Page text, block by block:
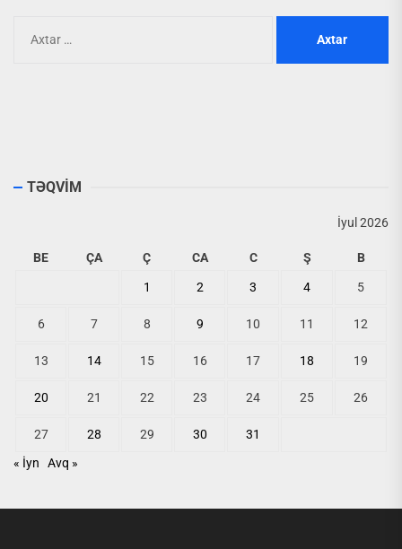
TƏQVİM
İyul 2026
BE ÇA Ç CA C Ş B
1 2 3 4 5
6 7 8 9 10 11 12
13 14 15 16 17 18 19
20 21 22 23 24 25 26
27 28 29 30
31
« İyn
Avq »